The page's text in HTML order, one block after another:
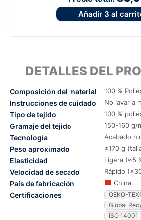
Añadir 3 al
DETALLES DEL
Composición del material 100 %
Instrucciones de cuidado No lavar a
Tipo de tejido 100 %
Gramaje del tejido 150-160 g/
Tecnología Acabado
Peso aproximado ±170 g
Elasticidad Ligera (≈5
Velocidad de secado Rápido
País de fabricación China
Certificaciones
OEKO-
Global
ISO 14001